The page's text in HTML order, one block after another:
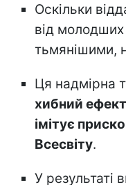
Оскільки
від молодших
тьмянішими,
Ця надмірна
хибний
імітує
Всесвіту.
У результаті